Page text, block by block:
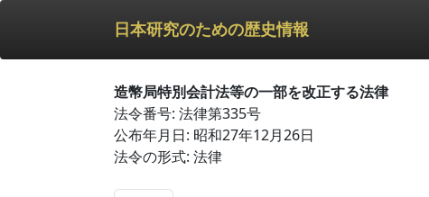
日本研究のための歴史情報
造幣局特別会計法等の一部を改正する法律
法令番号: 法律第335号
公布年月日: 昭和27年12月26日
法令の形式: 法律